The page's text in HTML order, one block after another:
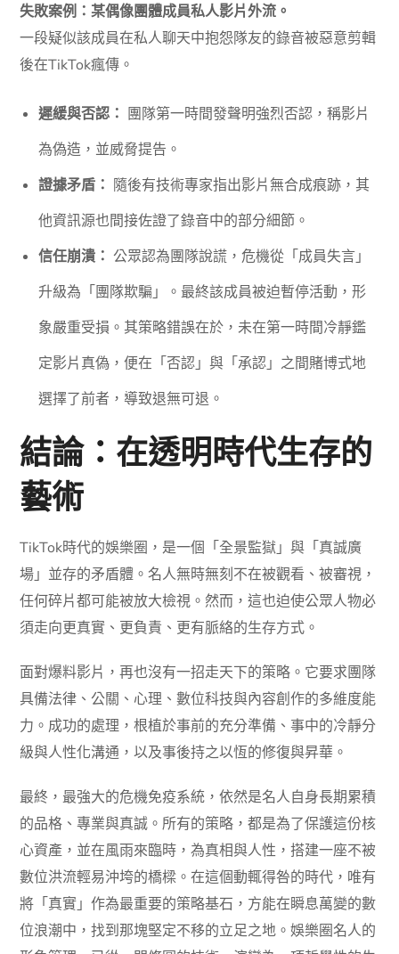
失敗案例：某偶像團體成員私人影片外流。
一段疑似該成員在私人聊天中抱怨隊友的錄音被惡意剪輯
後在TikTok瘋傳。
遲緩與否認： 團隊第一時間發聲明強烈否認，稱影片
為偽造，並威脅提告。
證據矛盾： 隨後有技術專家指出影片無合成痕跡，其
他資訊源也間接佐證了錄音中的部分細節。
信任崩潰： 公眾認為團隊說謊，危機從「成員失言」
升級為「團隊欺騙」。最終該成員被迫暫停活動，形
象嚴重受損。其策略錯誤在於，未在第一時間冷靜鑑
定影片真偽，便在「否認」與「承認」之間賭博式地
選擇了前者，導致退無可退。
結論：在透明時代生存的
藝術
TikTok時代的娛樂圈，是一個「全景監獄」與「真誠廣
場」並存的矛盾體。名人無時無刻不在被觀看、被審視，
任何碎片都可能被放大檢視。然而，這也迫使公眾人物必
須走向更真實、更負責、更有脈絡的生存方式。
面對爆料影片，再也沒有一招走天下的策略。它要求團隊
具備法律、公關、心理、數位科技與內容創作的多維度能
力。成功的處理，根植於事前的充分準備、事中的冷靜分
級與人性化溝通，以及事後持之以恆的修復與昇華。
最終，最強大的危機免疫系統，依然是名人自身長期累積
的品格、專業與真誠。所有的策略，都是為了保護這份核
心資產，並在風雨來臨時，為真相與人性，搭建一座不被
數位洪流輕易沖垮的橋樑。在這個動輒得咎的時代，唯有
將「真實」作為最重要的策略基石，方能在瞬息萬變的數
位浪潮中，找到那塊堅定不移的立足之地。娛樂圈名人的